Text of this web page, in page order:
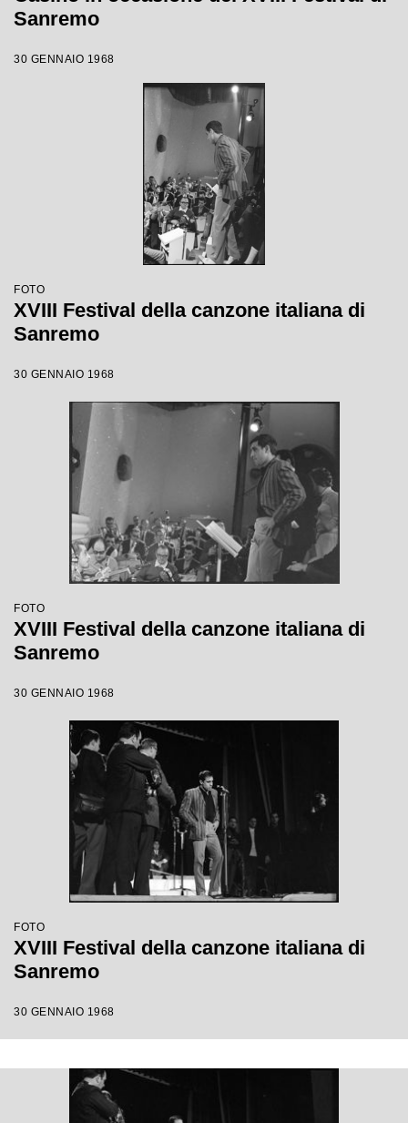
Sanremo
30 GENNAIO 1968
FOTO
XVIII Festival della canzone italiana di
Sanremo
30 GENNAIO 1968
FOTO
XVIII Festival della canzone italiana di
Sanremo
30 GENNAIO 1968
FOTO
XVIII Festival della canzone italiana di
Sanremo
30 GENNAIO 1968